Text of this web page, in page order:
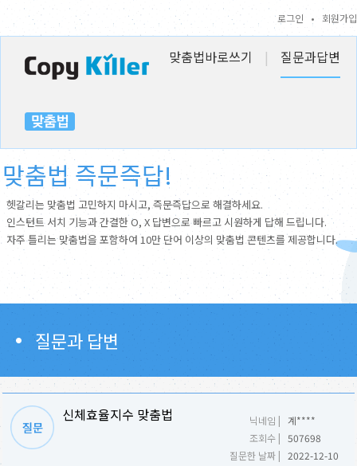
로그인 • 회원가입
맞춤법바로쓰기 | 질문과답변
맞춤법 즉문즉답!
헷갈리는 맞춤법 고민하지 마시고, 즉문즉답으로 해결하세요.
인스턴트 서치 기능과 간결한 O, X 답변으로 빠르고 시원하게 답해 드립니다.
자주 틀리는 맞춤법을 포함하여 10만 단어 이상의 맞춤법 콘텐츠를 제공합니다.
질문과 답변
닉네임 |
계****
조회수 | 507698
질문한 날짜 | 2022-12-10
신체효율지수 맞춤법